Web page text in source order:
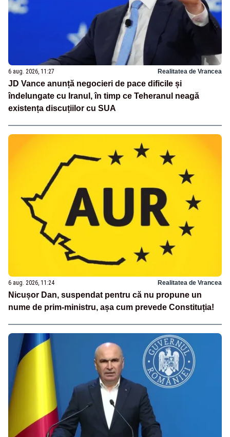
6 aug. 2026, 11:27 Realitatea de Vrancea
JD Vance anunță negocieri de pace dificile și
îndelungate cu Iranul, în timp ce Teheranul neagă
existența discuțiilor cu SUA
6 aug. 2026, 11:24 Realitatea de Vrancea
Nicușor Dan, suspendat pentru că nu propune un
nume de prim-ministru, așa cum prevede Constituția!